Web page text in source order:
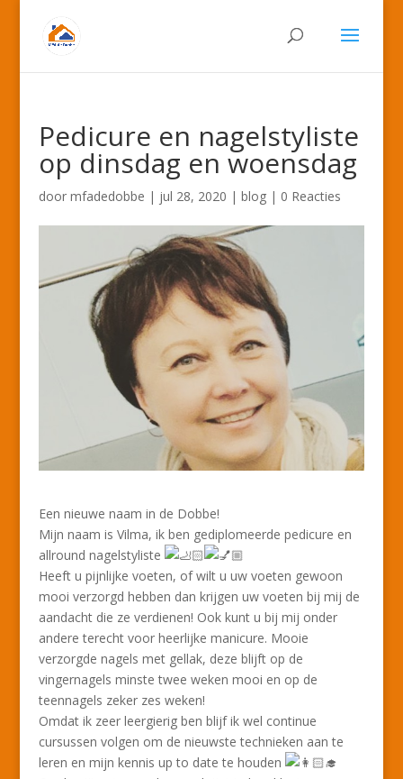
Pedicure en nagelstyliste
op dinsdag en woensdag
door mfadedobbe | jul 28, 2020 | blog| 0 Reacties
Een nieuwe naam in de Dobbe!
Mijn naam is Vilma, ik ben gediplomeerde pedicure en
allround nagelstyliste
Heeft u pijnlijke voeten, of wilt u uw voeten gewoon
mooi verzorgd hebben dan krijgen uw voeten bij mij de
aandacht die ze verdienen! Ook kunt u bij mij onder
andere terecht voor heerlijke manicure. Mooie
verzorgde nagels met gellak, deze blijft op de
vingernagels minste twee weken mooi en op de
teennagels zeker zes weken!
Omdat ik zeer leergierig ben blijf ik wel continue
cursussen volgen om de nieuwste technieken aan te
leren en mijn kennis up to date te houden